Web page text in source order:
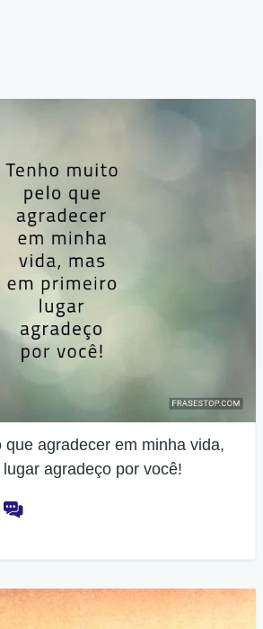
que agradecer em minha vida,
agradeço por você!